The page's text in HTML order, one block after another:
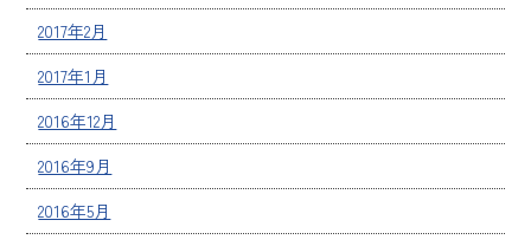
2017年2月
2017年1月
2016年12月
2016年9月
2016年5月